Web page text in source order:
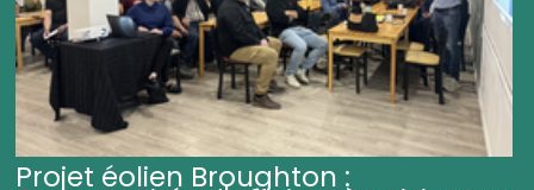
Projet éolien Broughton :